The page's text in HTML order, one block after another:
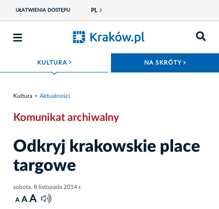
UŁATWIENIA DOSTĘPU PL
KULTURA ROZWIŃ MENU NA SKRÓTY
Kultura Aktualności
Komunikat archiwalny
Odkryj krakowskie place
targowe
sobota, 8 listopada 2014 r.
A A A